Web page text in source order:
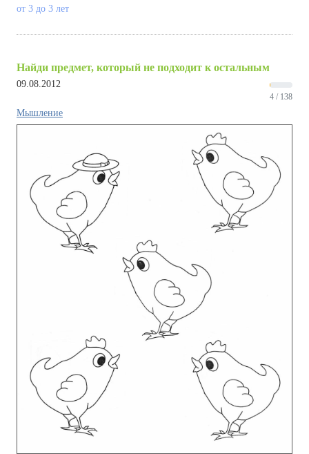
от 3 до 3 лет
Найди предмет, который не подходит к остальным
09.08.2012
4 / 138
Мышление